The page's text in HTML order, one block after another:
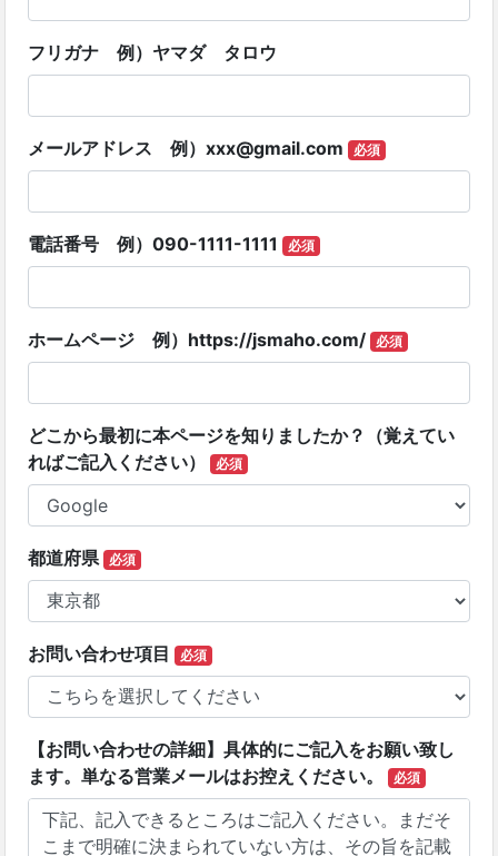
フリガナ 例）ヤマダ タロウ
メールアドレス 例） xxx@gmail.com 必須
電話番号 例）090-1111-1111 必須
ホームページ 例）https://jsmaho.com/ 必須
どこから最初に本ページを知りましたか？（覚えてい
ればご記入ください）
必須
都道府県 必須
お問い合わせ項目 必須
【お問い合わせの詳細】具体的にご記入をお願い致し
ます。単なる営業メールはお控えください。
必須